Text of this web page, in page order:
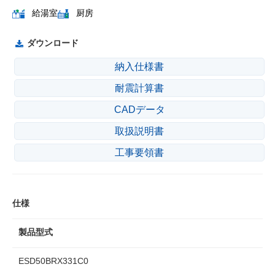
給湯室 厨房
ダウンロード
納入仕様書
耐震計算書
CADデータ
取扱説明書
工事要領書
仕様
製品型式
ESD50BRX331C0